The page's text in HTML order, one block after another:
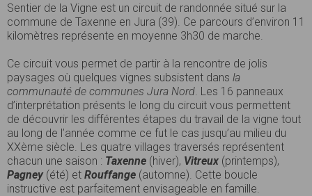
Sentier de la Vigne est un circuit de randonnée situé sur la
commune de Taxenne en Jura (39). Ce parcours d’environ 11
kilomètres représente en moyenne 3h30 de marche.
Ce circuit vous permet de partir à la rencontre de jolis
paysages où quelques vignes subsistent dans la
communauté de communes Jura Nord . Les 16 panneaux
d’interprétation présents le long du circuit vous permettent
de découvrir les différentes étapes du travail de la vigne tout
au long de l’année comme ce fut le cas jusqu’au milieu du
XXème siècle. Les quatre villages traversés représentent
chacun une saison : Taxenne (hiver), Vitreux (printemps),
Pagney(été) et Rouffange (automne). Cette boucle
instructive est parfaitement envisageable en famille.